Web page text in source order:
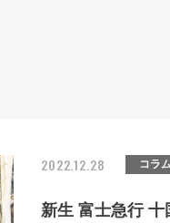
2022.12.28 コラ
新生 富士急行